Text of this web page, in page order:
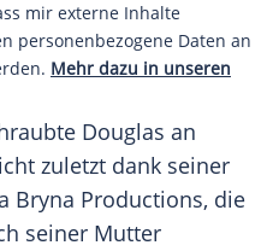
mir externe Inhalte
personenbezogene Daten an
Mehr dazu in unseren
Douglas an
zuletzt dank seiner
Bryna Productions, die
seiner Mutter